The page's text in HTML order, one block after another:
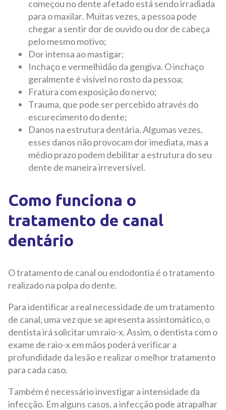
começou no dente afetado está sendo irradiada
para o maxilar. Muitas vezes, a pessoa pode
chegar a sentir dor de ouvido ou dor de cabeça
pelo mesmo motivo;
Dor intensa ao mastigar;
Inchaço e vermelhidão da gengiva. O inchaço
geralmente é visível no rosto da pessoa;
Fratura com exposição do nervo;
Trauma, que pode ser percebido através do
escurecimento do dente;
Danos na estrutura dentária. Algumas vezes,
esses danos não provocam dor imediata, mas a
médio prazo podem debilitar a estrutura do seu
dente de maneira irreversível.
Como funciona o
tratamento de canal
dentário
O tratamento de canal ou endodontia é o tratamento
realizado na polpa do dente.
Para identificar a real necessidade de um tratamento
de canal, uma vez que se apresenta assintomático, o
dentista irá solicitar um raio-x. Assim, o dentista com o
exame de raio-x em mãos poderá verificar a
profundidade da lesão e realizar o melhor tratamento
para cada caso.
Também é necessário investigar a intensidade da
infecção. Em alguns casos, a infecção pode atrapalhar